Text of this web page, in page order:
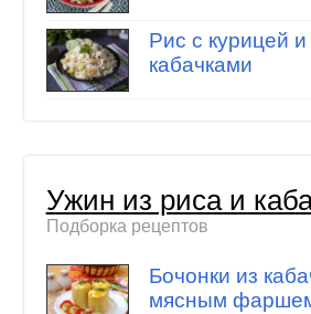
Рис с курицей и
кабачками
Ужин из риса и
Подборка рецептов
Бочонки из
мясным